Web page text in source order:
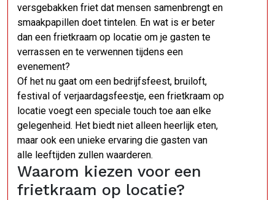
versgebakken friet dat mensen samenbrengt en
smaakpapillen doet tintelen. En wat is er beter
dan een frietkraam op locatie om je gasten te
verrassen en te verwennen tijdens een
evenement?
Of het nu gaat om een bedrijfsfeest, bruiloft,
festival of verjaardagsfeestje, een frietkraam op
locatie voegt een speciale touch toe aan elke
gelegenheid. Het biedt niet alleen heerlijk eten,
maar ook een unieke ervaring die gasten van
alle leeftijden zullen waarderen.
Waarom kiezen voor een
frietkraam op locatie?